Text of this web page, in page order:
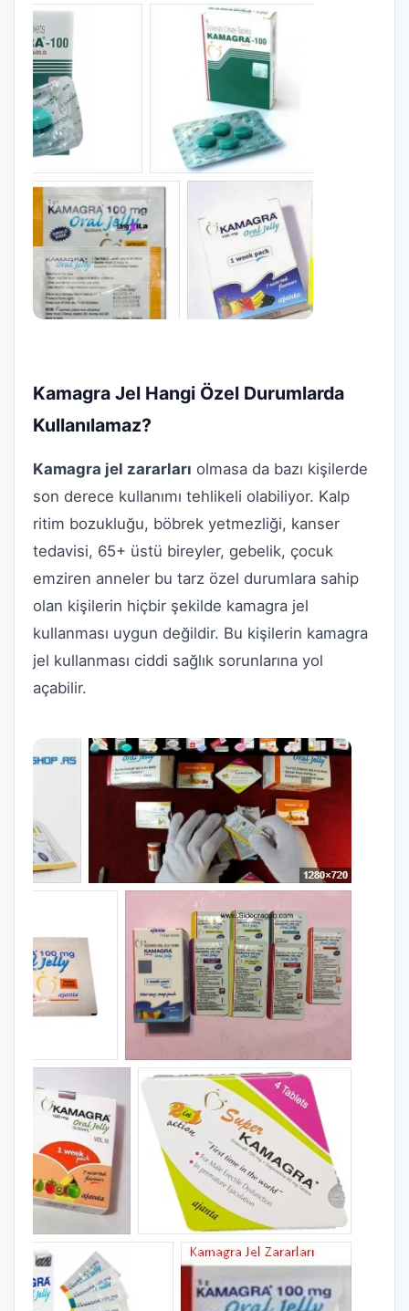
Kamagra Jel Hangi Özel Durumlarda
Kullanılamaz?
Kamagra jel zararları olmasa da bazı kişilerde
son derece kullanımı tehlikeli olabiliyor. Kalp
ritim bozukluğu, böbrek yetmezliği, kanser
tedavisi, 65+ üstü bireyler, gebelik, çocuk
emziren anneler bu tarz özel durumlara sahip
olan kişilerin hiçbir şekilde kamagra jel
kullanması uygun değildir. Bu kişilerin kamagra
jel kullanması ciddi sağlık sorunlarına yol
açabilir.